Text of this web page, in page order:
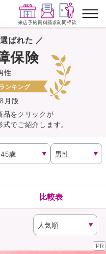
探す
す
さま専用保険
覧
従業員さま向け
訪問相談
ばれた ／
月版
性
保険
ンキング
品をクリックが
でご紹介します。
比較表
PR